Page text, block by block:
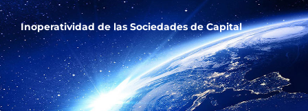
Inoperatividad de las Sociedades de Capital